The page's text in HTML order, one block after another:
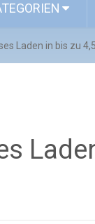
Laden in bis zu